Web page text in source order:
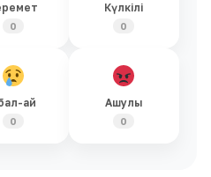
0
Күлкілі
0
ай
0
Ашулы
0